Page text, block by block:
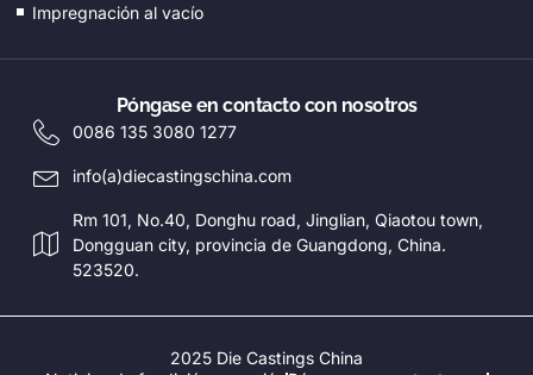
Impregnación al vacío
Póngase en contacto con nosotros
0086 135 3080 1277
info(a)diecastingschina.com
Rm 101, No.40, Donghu road, Jinglian, Qiaotou town,
Dongguan city, provincia de Guangdong, China.
523520.
2025 Die Castings China
DE
RU
NL
PL
AR
PT